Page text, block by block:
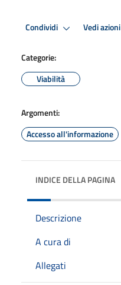
Condividi Vedi azioni
Categorie:
Viabilità
Argomenti:
Accesso all'informazione
INDICE DELLA PAGINA
Descrizione
A cura di
Allegati